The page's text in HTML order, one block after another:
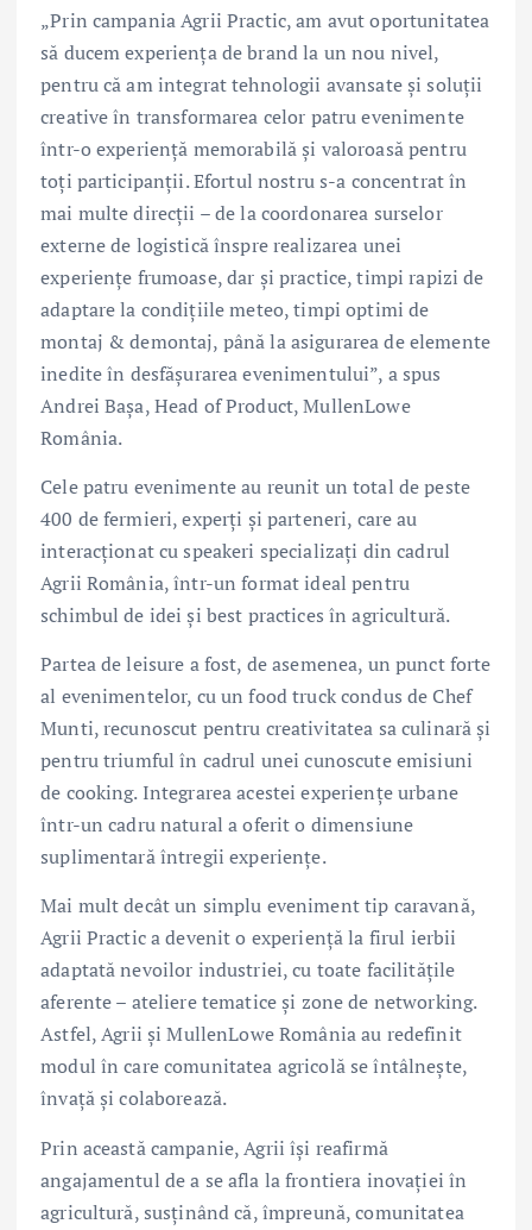
„Prin campania Agrii Practic, am avut oportunitatea
să ducem experiența de brand la un nou nivel,
pentru că am integrat tehnologii avansate și soluții
creative în transformarea celor patru evenimente
într-o experiență memorabilă și valoroasă pentru
toți participanții. Efortul nostru s-a concentrat în
mai multe direcții – de la coordonarea surselor
externe de logistică înspre realizarea unei
experiențe frumoase, dar și practice, timpi rapizi de
adaptare la condițiile meteo, timpi optimi de
montaj & demontaj, până la asigurarea de elemente
inedite în desfășurarea evenimentului”, a spus
Andrei Bașa, Head of Product, MullenLowe
România.
Cele patru evenimente au reunit un total de peste
400 de fermieri, experți și parteneri, care au
interacționat cu speakeri specializați din cadrul
Agrii România, într-un format ideal pentru
schimbul de idei și best practices în agricultură.
Partea de leisure a fost, de asemenea, un punct forte
al evenimentelor, cu un food truck condus de Chef
Munti, recunoscut pentru creativitatea sa culinară și
pentru triumful în cadrul unei cunoscute emisiuni
de cooking. Integrarea acestei experiențe urbane
într-un cadru natural a oferit o dimensiune
suplimentară întregii experiențe.
Mai mult decât un simplu eveniment tip caravană,
Agrii Practic a devenit o experiență la firul ierbii
adaptată nevoilor industriei, cu toate facilitățile
aferente – ateliere tematice și zone de networking.
Astfel, Agrii și MullenLowe România au redefinit
modul în care comunitatea agricolă se întâlnește,
învață și colaborează.
Prin această campanie, Agrii își reafirmă
angajamentul de a se afla la frontiera inovației în
agricultură, susținând că, împreună, comunitatea